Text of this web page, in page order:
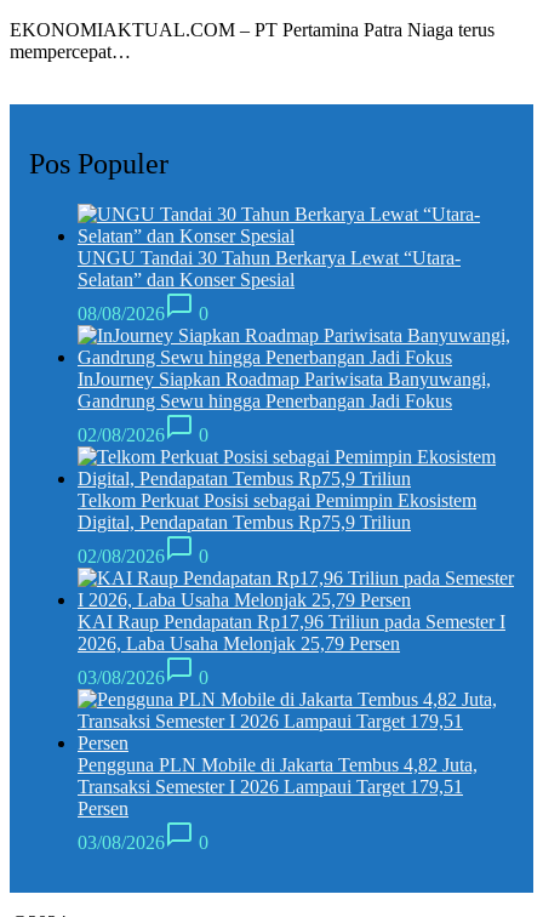
EKONOMIAKTUAL.COM – PT Pertamina Patra Niaga terus
mempercepat…
Pos Populer
UNGU Tandai 30 Tahun Berkarya Lewat “Utara-
Selatan” dan Konser Spesial
08/08/2026
0
InJourney Siapkan Roadmap Pariwisata Banyuwangi,
Gandrung Sewu hingga Penerbangan Jadi Fokus
02/08/2026
0
Telkom Perkuat Posisi sebagai Pemimpin Ekosistem
Digital, Pendapatan Tembus Rp75,9 Triliun
02/08/2026
0
KAI Raup Pendapatan Rp17,96 Triliun pada Semester I
2026, Laba Usaha Melonjak 25,79 Persen
03/08/2026
0
Pengguna PLN Mobile di Jakarta Tembus 4,82 Juta,
Transaksi Semester I 2026 Lampaui Target 179,51
Persen
03/08/2026
0